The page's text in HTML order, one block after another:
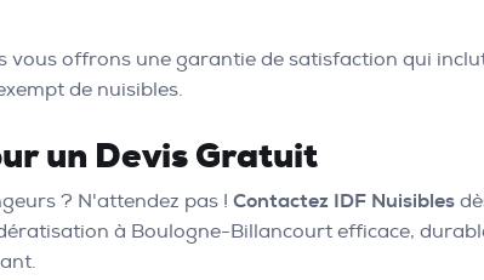
offrons une garantie de satisfaction qui
de nuisibles.
un Devis Gratuit
? N'attendez pas ! Contactez IDF Nuisibles
à Boulogne-Billancourt efficace,